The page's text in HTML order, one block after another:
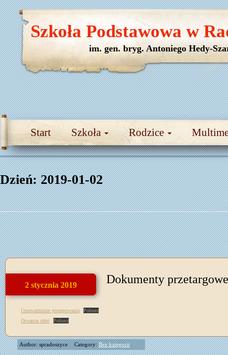
Start Szkoła Rodzice
Szkoła Podstawowa w
im. gen. bryg. Antoniego Hedy-
Dzień:2019-01-02
2 stycznia 2019 Dokumenty przetargowe
Unieważnienie postępowania
Pobierz
Otwarcie ofert
Pobierz
Author: spradoszyce Category:Bez kategorii